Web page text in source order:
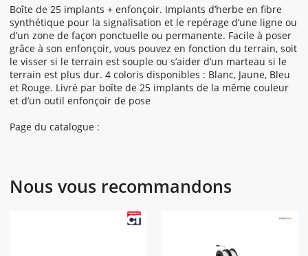
Boîte de 25 implants + enfonçoir. Implants d’herbe en fibre
synthétique pour la signalisation et le repérage d’une ligne ou
d’un zone de façon ponctuelle ou permanente. Facile à poser
grâce à son enfonçoir, vous pouvez en fonction du terrain, soit
le visser si le terrain est souple ou s’aider d’un marteau si le
terrain est plus dur. 4 coloris disponibles : Blanc, Jaune, Bleu
et Rouge. Livré par boîte de 25 implants de la même couleur
et d’un outil enfonçoir de pose
Page du catalogue :
Nous vous recommandons